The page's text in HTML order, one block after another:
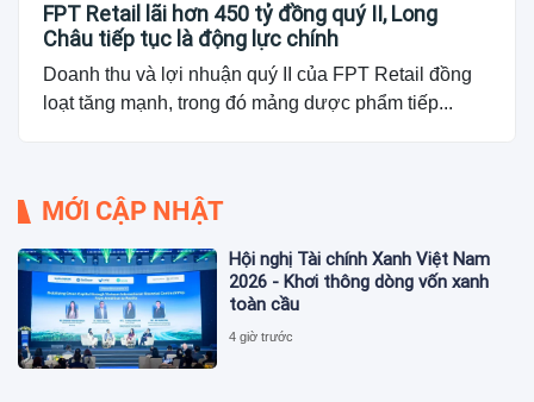
FPT Retail lãi hơn 450 tỷ đồng quý II, Long
Châu tiếp tục là động lực chính
Doanh thu và lợi nhuận quý II của FPT Retail đồng
loạt tăng mạnh, trong đó mảng dược phẩm tiếp...
MỚI CẬP NHẬT
Hội nghị Tài chính Xanh Việt Nam
2026 - Khơi thông dòng vốn xanh
toàn cầu
4 giờ trước